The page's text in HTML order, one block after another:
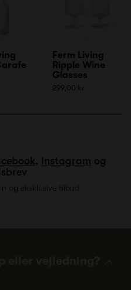
Ferm Living
Ripple Wine
Glasses
299,00 kr
, Instagram og
og eksklusive tilbud